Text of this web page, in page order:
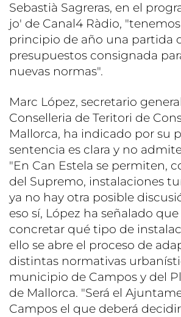
Sebastià Sagreras, en el
jo' de Canal4 Ràdio,
principio de año una partida
presupuestos consignada
nuevas normas".
Marc López, secretario
Conselleria de Teritori de
Mallorca, ha indicado por su
sentencia es clara y no
"En Can Estela se permiten,
del Supremo, instalaciones
ya no hay otra posible
eso sí, López ha señalado
concretar qué tipo de
ello se abre el proceso de
distintas normativas
municipio de Campos y del
de Mallorca. "Será el
Campos el que deberá